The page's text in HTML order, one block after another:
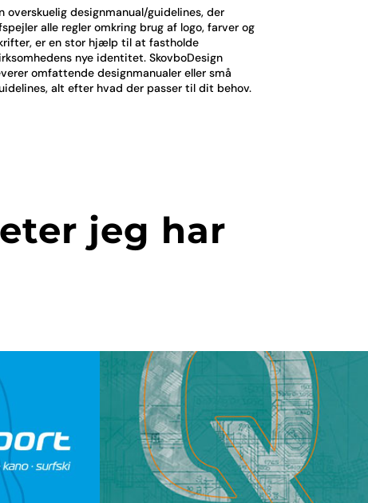
overskuelig designmanual/guidelines, der
alle regler omkring brug af logo, farver og
er en stor hjælp til at fastholde
nye identitet. SkovboDesign
omfattende designmanualer eller små
alt efter hvad der passer til dit behov.
jeg har